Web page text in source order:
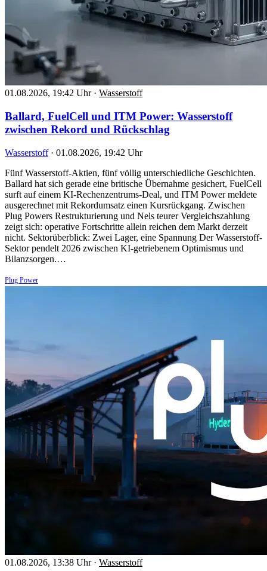
01.08.2026, 19:42 Uhr · Wasserstoff
Ballard, FuelCell und ITM Power: Wasserstoff
zwischen Rekord und Rückschlag
Wasserstoff · 01.08.2026, 19:42 Uhr
Fünf Wasserstoff-Aktien, fünf völlig unterschiedliche Geschichten.
Ballard hat sich gerade eine britische Übernahme gesichert, FuelCell
surft auf einem KI-Rechenzentrums-Deal, und ITM Power meldete
ausgerechnet mit Rekordumsatz einen Kursrückgang. Zwischen
Plug Powers Restrukturierung und Nels teurer Vergleichszahlung
zeigt sich: operative Fortschritte allein reichen dem Markt derzeit
nicht. Sektorüberblick: Zwei Lager, eine Spannung Der Wasserstoff-
Sektor pendelt 2026 zwischen KI-getriebenem Optimismus und
Bilanzsorgen.…
Plug Power
01.08.2026, 13:38 Uhr · Wasserstoff